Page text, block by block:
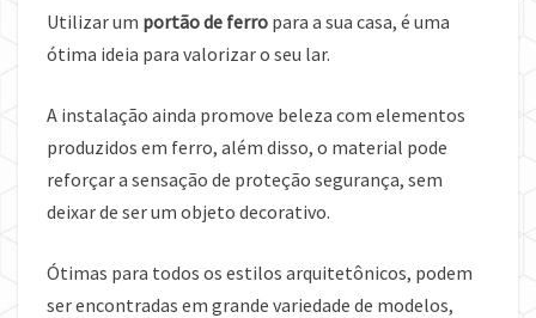
Utilizar um portão de ferro para a sua casa, é uma
ótima ideia para valorizar o seu lar.
A instalação ainda promove beleza com elementos
produzidos em ferro, além disso, o material pode
reforçar a sensação de proteção segurança, sem
deixar de ser um objeto decorativo.
Ótimas para todos os estilos arquitetônicos, podem
ser encontradas em grande variedade de modelos,